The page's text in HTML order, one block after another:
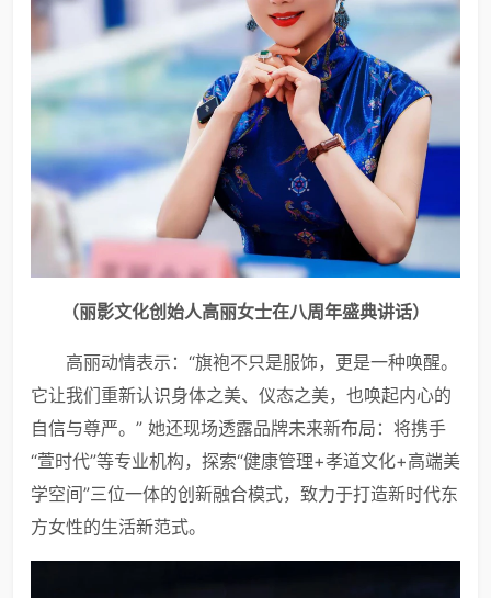
（丽影文化创始人高丽女士在八周年盛典讲话）
高丽动情表示：“旗袍不只是服饰，更是一种唤醒。
它让我们重新认识身体之美、仪态之美，也唤起内心的
自信与尊严。” 她还现场透露品牌未来新布局：将携手
“萱时代”等专业机构，探索“健康管理+孝道文化+高端美
学空间”三位一体的创新融合模式，致力于打造新时代东
方女性的生活新范式。